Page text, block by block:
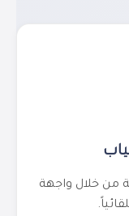
من خلال واجهة